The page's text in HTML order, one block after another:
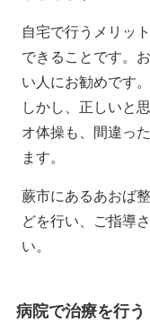
自宅で行うメリッ
できることです。
い人にお勧めです。
しかし、正しいと
オ体操も、間違っ
ます。
蕨市にあるあおば
どを行い、ご指導
い。
病院で治療を行う